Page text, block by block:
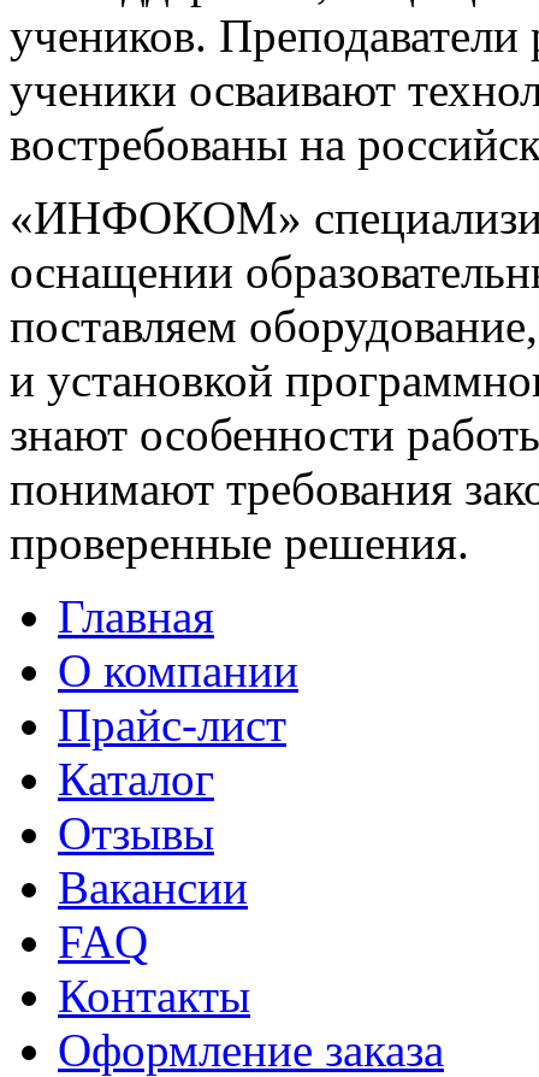
учеников.
ученики осваивают
востребованы на
«ИНФОКОМ»
оснащении
поставляем
и установкой
знают особенности
понимают требования
проверенные решения.
Главная
О компании
Прайс-лист
Каталог
Отзывы
Вакансии
FAQ
Контакты
Оформление заказа